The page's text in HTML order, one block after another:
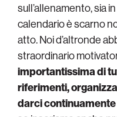
sull’allenamento, sia
calendario è scarno
atto. Noi d’altronde
straordinario
importantissima di
riferimenti,
darci